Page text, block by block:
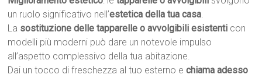
un ruolo significativo nell’estetica della tua casa.
La sostituzione delle tapparelle o avvolgibili esistenti con
modelli più moderni può dare un notevole impulso
all’aspetto complessivo della tua abitazione.
Dai un tocco di freschezza al tuo esterno echiama adesso